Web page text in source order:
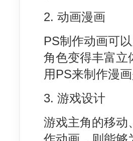
2. 动画漫画
PS制作动画可
角色变得丰富立
用PS来制作漫
3. 游戏设计
游戏主角的移动